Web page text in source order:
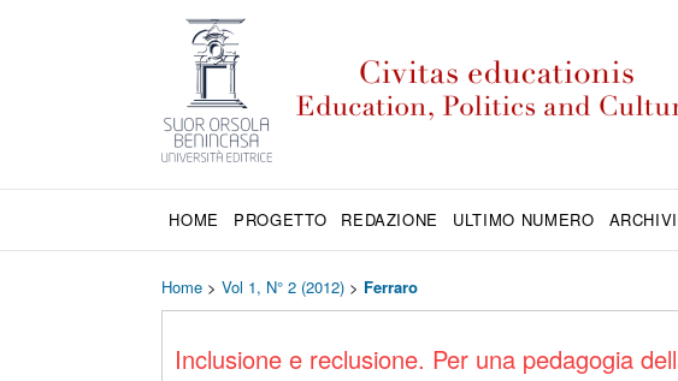
HOME PROGETTO REDAZIONE ULTIMO NUMERO
Home >Vol 1, N° 2 (2012) > Ferraro
Inclusione e reclusione. Per una pedagogia